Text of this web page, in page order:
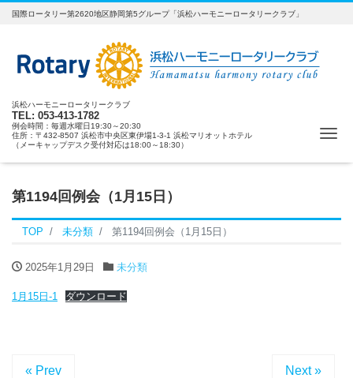
国際ロータリー第2620地区静岡第5グループ「浜松ハーモニーロータリークラブ」
浜松ハーモニーロータリークラブ
TEL: 053-413-1782
例会時間：毎週水曜日19:30～20:30
住所：〒432-8507 浜松市中央区東伊場1-3-1 浜松マリオットホテル
（メーキャップデスク受付対応は18:00～18:30）
ナ
第1194回例会（1月15日）
TOP 未分類 第1194回例会（1月15日）
2025年1月29日 未分類
1月15日-1 ダウンロード
« Prev Next »